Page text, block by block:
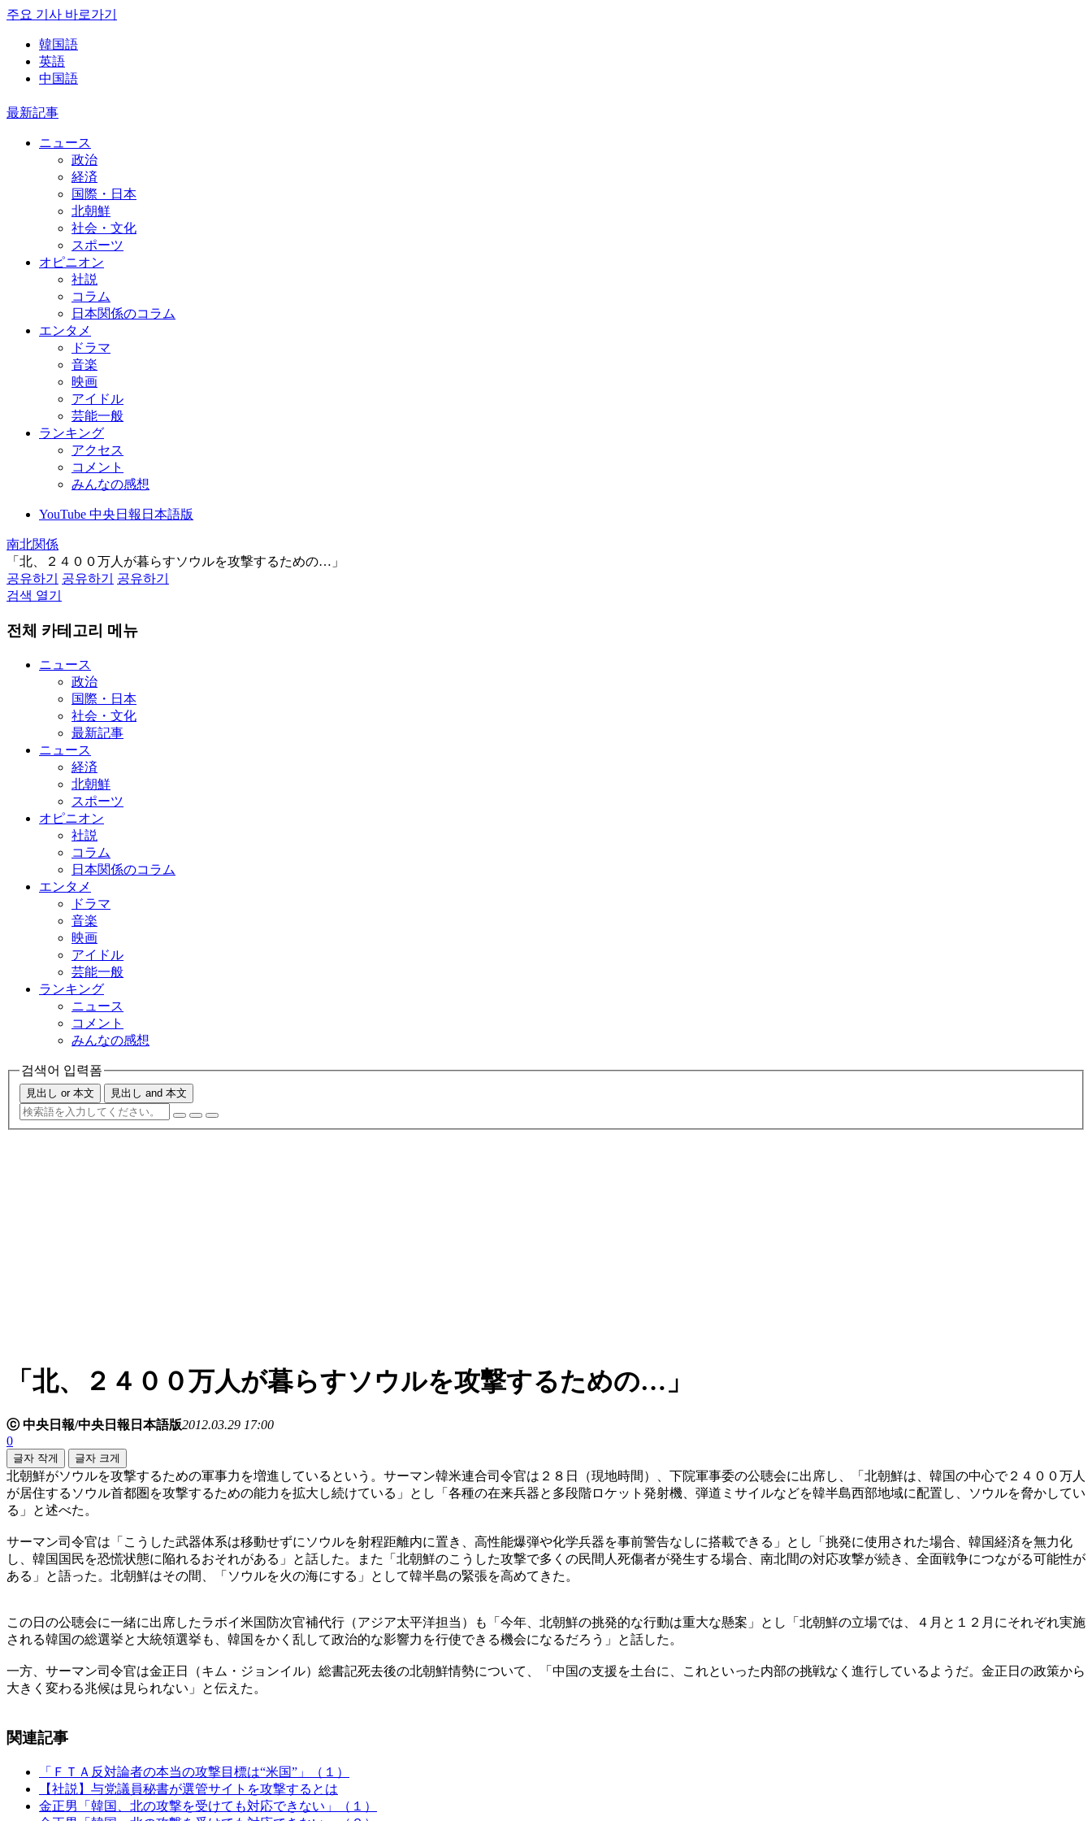
주요 기사 바로가기
韓国語
英語
中国語
最新記事
ニュース
政治
経済
国際・日本
北朝鮮
社会・文化
スポーツ
オピニオン
社説
コラム
日本関係のコラム
エンタメ
ドラマ
音楽
映画
アイドル
芸能一般
ランキング
アクセス
コメント
みんなの感想
YouTube 中央日報日本語版
南北関係
「北、２４００万人が暮らすソウルを攻撃するための…」
공유하기
공유하기
공유하기
검색 열기
전체 카테고리 메뉴
ニュース
政治
国際・日本
社会・文化
最新記事
ニュース
経済
北朝鮮
スポーツ
オピニオン
社説
コラム
日本関係のコラム
エンタメ
ドラマ
音楽
映画
アイドル
芸能一般
ランキング
ニュース
コメント
みんなの感想
검색어 입력폼
見出し or 本文 見出し and 本文
「北、２４００万人が暮らすソウルを攻撃するための…」
ⓒ 中央日報/中央日報日本語版2012.03.29 17:00
0
글자 작게 글자 크게
北朝鮮がソウルを攻撃するための軍事力を増進しているという。サーマン韓米連合司令官は２８日（現地時間）、下院軍事委の公聴会に出席し、「北朝鮮は、韓国の中心で２４００万人
が居住するソウル首都圏を攻撃するための能力を拡大し続けている」とし「各種の在来兵器と多段階ロケット発射機、弾道ミサイルなどを韓半島西部地域に配置し、ソウルを脅かしてい
る」と述べた。
サーマン司令官は「こうした武器体系は移動せずにソウルを射程距離内に置き、高性能爆弾や化学兵器を事前警告なしに搭載できる」とし「挑発に使用された場合、韓国経済を無力化
し、韓国国民を恐慌状態に陥れるおそれがある」と話した。また「北朝鮮のこうした攻撃で多くの民間人死傷者が発生する場合、南北間の対応攻撃が続き、全面戦争につながる可能性が
ある」と語った。北朝鮮はその間、「ソウルを火の海にする」として韓半島の緊張を高めてきた。
この日の公聴会に一緒に出席したラボイ米国防次官補代行（アジア太平洋担当）も「今年、北朝鮮の挑発的な行動は重大な懸案」とし「北朝鮮の立場では、４月と１２月にそれぞれ実施
される韓国の総選挙と大統領選挙も、韓国をかく乱して政治的な影響力を行使できる機会になるだろう」と話した。
一方、サーマン司令官は金正日（キム・ジョンイル）総書記死去後の北朝鮮情勢について、「中国の支援を土台に、これといった内部の挑戦なく進行しているようだ。金正日の政策から
大きく変わる兆候は見られない」と伝えた。
関連記事
「ＦＴＡ反対論者の本当の攻撃目標は“米国”」（１）
【社説】与党議員秘書が選管サイトを攻撃するとは
金正男「韓国、北の攻撃を受けても対応できない」（１）